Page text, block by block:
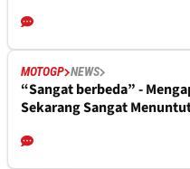
MOTOGP NEWS
“Sangat berbeda” -
Sekarang Sangat